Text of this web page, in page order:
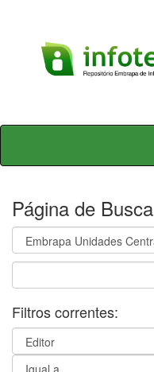
Skip
Página de Busca
Filtros correntes: